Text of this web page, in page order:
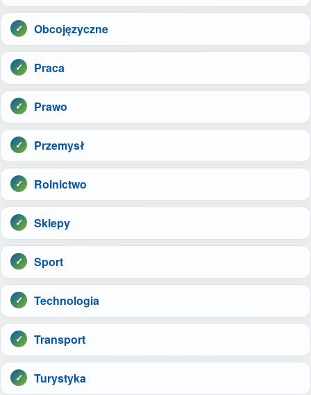
Obcojęzyczne
Praca
Prawo
Przemysł
Rolnictwo
Sklepy
Sport
Technologia
Transport
Turystyka